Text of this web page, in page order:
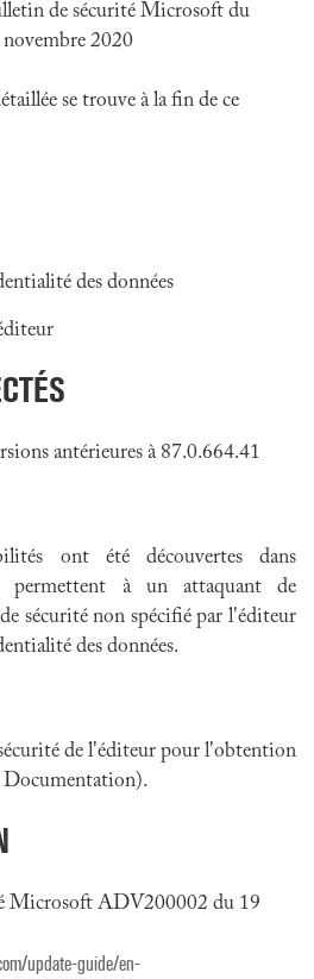
de sécurité Microsoft du
novembre 2020
se trouve à la fin de ce
des données
antérieures à 87.0.664.41
ont été découvertes dans
permettent à un attaquant de
sécurité non spécifié par l'éditeur
des données.
de l'éditeur pour l'obtention
Documentation).
Microsoft ADV200002 du 19
update-guide/en-